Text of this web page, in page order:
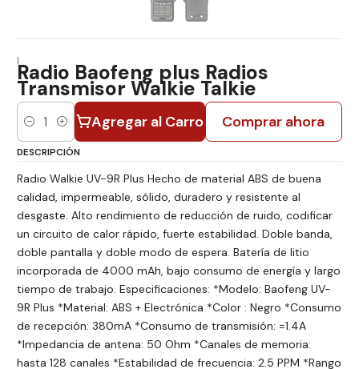
|Radio Baofeng plus Radios
Transmisor Walkie Talkie
Cantidad Agregar al Carro Comprar ahora
DESCRIPCIÓN
Radio Walkie UV-9R Plus Hecho de material ABS de buena
calidad, impermeable, sólido, duradero y resistente al
desgaste. Alto rendimiento de reducción de ruido, codificar
un circuito de calor rápido, fuerte estabilidad. Doble banda,
doble pantalla y doble modo de espera. Batería de litio
incorporada de 4000 mAh, bajo consumo de energía y largo
tiempo de trabajo. Especificaciones: *Modelo: Baofeng UV-
9R Plus *Material: ABS + Electrónica *Color : Negro *Consumo
de recepción: 380mA *Consumo de transmisión: =1.4A
*Impedancia de antena: 50 Ohm *Canales de memoria:
hasta 128 canales *Estabilidad de frecuencia: 2.5 PPM *Rango